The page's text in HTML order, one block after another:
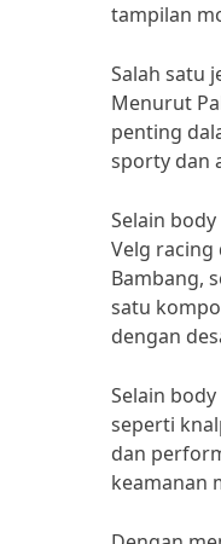
tampilan
Salah satu
Menurut
penting
sporty dan
Selain
Velg
Bambang,
satu
dengan
Selain
seperti
dan
keamanan